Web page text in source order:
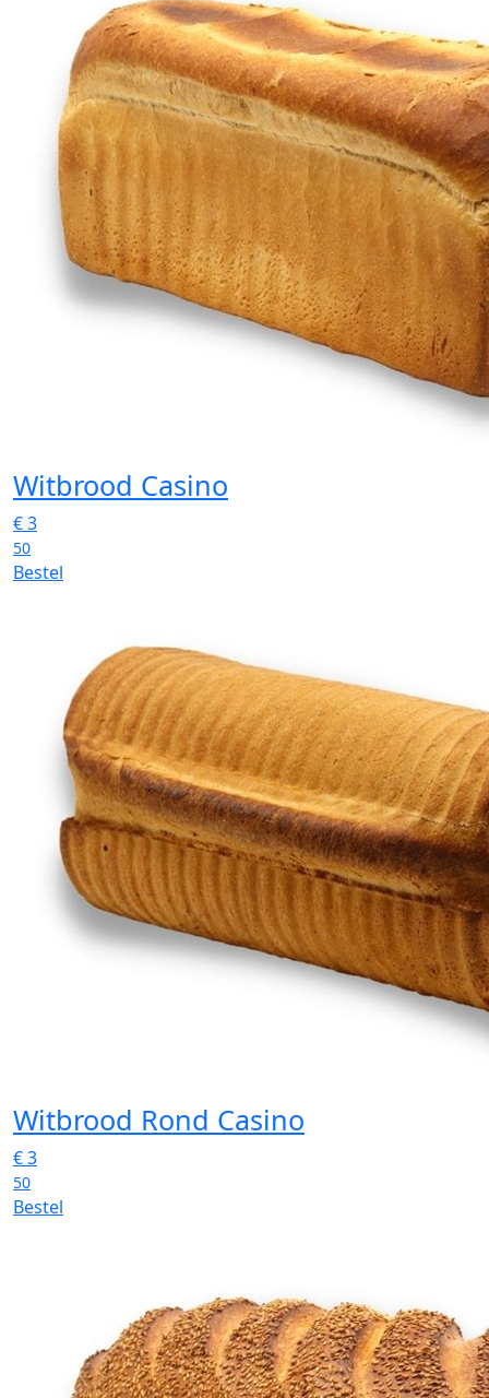
Witbrood Casino
€3
50
Bestel
Witbrood Rond Casino
€3
50
Bestel